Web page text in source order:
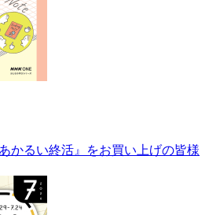
かるい終活』をお買い上げの皆様